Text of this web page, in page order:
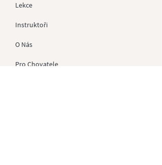
Lekce
Instruktoři
O Nás
Pro Chovatele